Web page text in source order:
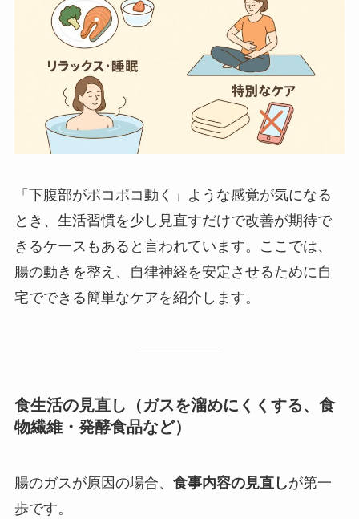
「下腹部がポコポコ動く」ような感覚が気になる
とき、生活習慣を少し見直すだけで改善が期待で
きるケースもあると言われています。ここでは、
腸の動きを整え、自律神経を安定させるために自
宅でできる簡単なケアを紹介します。
食生活の見直し（ガスを溜めにくくする、食
物繊維・発酵食品など）
腸のガスが原因の場合、 食事内容の見直しが第一
歩です。